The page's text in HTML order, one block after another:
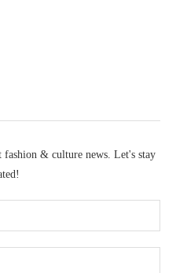
fashion & culture news. Let's stay